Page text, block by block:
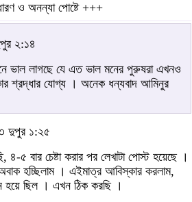
ও অনন্যা পোষ্টে +++
২:১৪
ভাল লাগছে যে এত ভাল মনের পুরুষরা এখনও
শ্রদ্ধার যোগ্য । অনেক ধন্যবাদ আমিনুর
দুপুর ১:২৫
৪-৫ বার চেষ্টা করার পর লেখাটা পোস্ট হয়েছে ।
অবাক হচ্ছিলাম । এইমাত্র আবিস্কার করলাম,
হয়ে ছিল । এখন ঠিক করছি ।